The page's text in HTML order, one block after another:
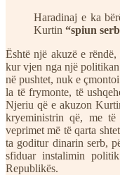
Haradinaj e ka
Kurtin “spiun
Është një akuzë e
kur vjen nga një
në pushtet, nuk e
la të frymonte, të
Njeriu që e akuzon
kryeministrin që, me
veprimet më të qarta
ta goditur dinarin serb,
sfiduar instalimin
Republikës.